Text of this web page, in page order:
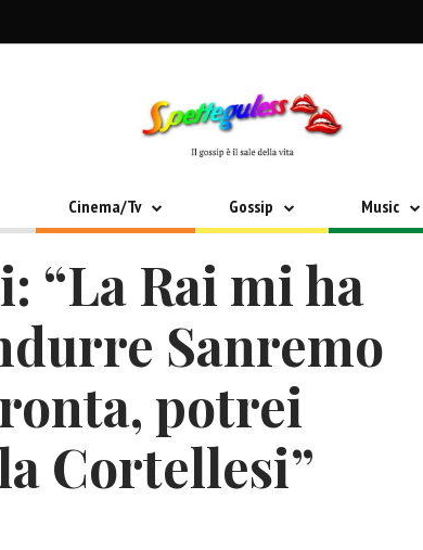
Cinema/Tv Gossip Music
“La Rai mi ha
Sanremo
potrei
Cortellesi”